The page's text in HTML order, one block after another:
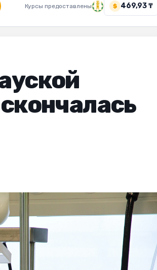
Курсы предоставлены $ 469,93 ₸